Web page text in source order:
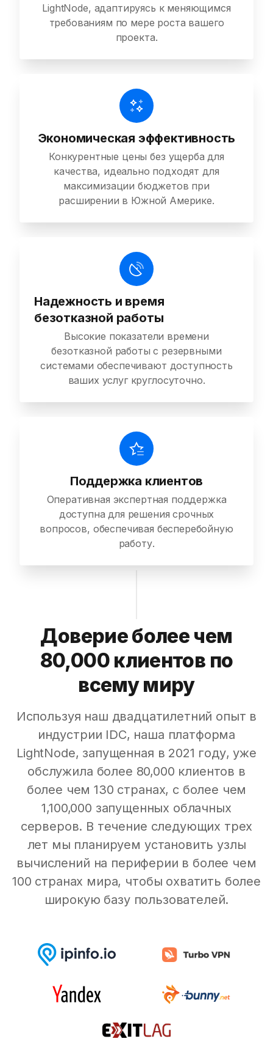
LightNode, адаптируясь к меняющимся
требованиям по мере роста вашего
проекта.
Экономическая эффективность
Конкурентные цены без ущерба для
качества, идеально подходят для
максимизации бюджетов при
расширении в Южной Америке.
Надежность и время
безотказной работы
Высокие показатели времени
безотказной работы с резервными
системами обеспечивают доступность
ваших услуг круглосуточно.
Поддержка клиентов
Оперативная экспертная поддержка
доступна для решения срочных
вопросов, обеспечивая бесперебойную
работу.
Доверие более чем
80,000 клиентов по
всему миру
Используя наш двадцатилетний опыт в
индустрии IDC, наша платформа
LightNode, запущенная в 2021 году, уже
обслужила более 80,000 клиентов в
более чем 130 странах, с более чем
1,100,000 запущенных облачных
серверов. В течение следующих трех
лет мы планируем установить узлы
вычислений на периферии в более чем
100 странах мира, чтобы охватить более
широкую базу пользователей.